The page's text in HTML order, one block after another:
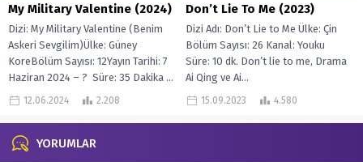
My Military Valentine (2024)
Dizi: My Military Valentine (Benim
Askeri Sevgilim)Ülke: Güney
KoreBölüm Sayısı: 12Yayın Tarihi: 7
Haziran 2024 – ? Süre: 35 Dakika ...
12.06.2024 2.208
Don’t Lie To Me (2023)
Dizi Adı: Don’t Lie to Me Ülke: Çin
Bölüm Sayısı: 26 Kanal: Youku
Süre: 10 dk. Don’t lie to me, Drama
Ai Qing ve Ai...
15.09.2023 4.580
YORUMLAR